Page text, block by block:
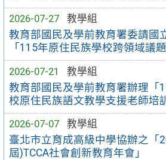
2026-07-27
教學組
教育部國民及學前教育署委請國
「115年原住民族學校跨領域議
2026-07-21
教學組
教育部國民及學前教育署辦理「
校原住民族語文教學支援老師培
2026-07-07
教學組
臺北市立育成高級中學協辦之「
屆)TCCA社會創新教育年會」